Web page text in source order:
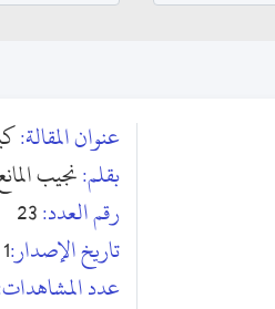
عنوان المقالة:
بقلم:نجيب
رقم العدد:23
تاريخ الإصدار:1 سبتمبر 1972
عدد